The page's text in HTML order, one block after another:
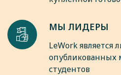
МЫ ЛИДЕРЫ
LeWork является
опубликованных
студентов